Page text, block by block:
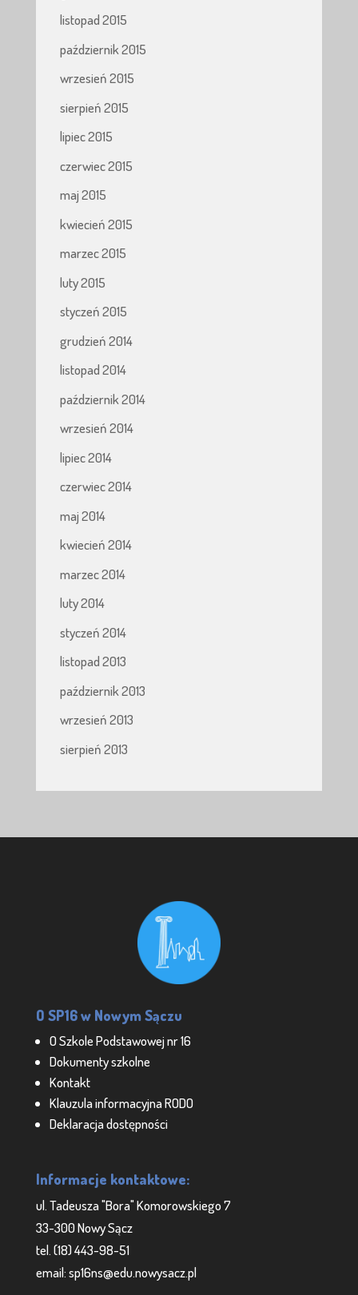
listopad 2015
październik 2015
wrzesień 2015
sierpień 2015
lipiec 2015
czerwiec 2015
maj 2015
kwiecień 2015
marzec 2015
luty 2015
styczeń 2015
grudzień 2014
listopad 2014
październik 2014
wrzesień 2014
lipiec 2014
czerwiec 2014
maj 2014
kwiecień 2014
marzec 2014
luty 2014
styczeń 2014
listopad 2013
październik 2013
wrzesień 2013
sierpień 2013
O SP16 w Nowym Sączu
O Szkole Podstawowej nr 16
Dokumenty szkolne
Kontakt
Klauzula informacyjna RODO
Deklaracja dostępności
Informacje kontaktowe:
ul. Tadeusza "Bora" Komorowskiego 7
33-300 Nowy Sącz
tel. (18) 443-98-51
email: sp16ns@edu.nowysacz.pl